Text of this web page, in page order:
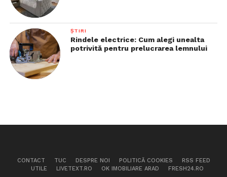
ȘTIRI
Rindele electrice: Cum alegi unealta
potrivită pentru prelucrarea lemnului
CONTACT TUC DESPRE NOI POLITICĂ COOKIES
RSS FEED
UTILE
LIVETEXT.RO OK IMOBILIARE ARAD FRESH24.RO